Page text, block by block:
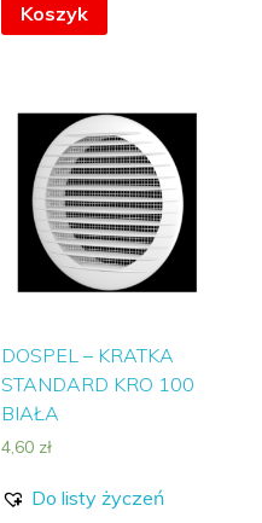
Koszyk
DOSPEL – KRATKA
STANDARD KRO 100
BIAŁA
4,60 zł
Do listy życzeń